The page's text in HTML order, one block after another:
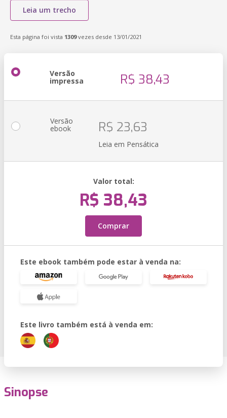
Leia um trecho
Esta página foi vista 1309vezes desde 13/01/2021
Versão
impressa R$ 38,43
Versão
ebook R$ 23,63
Leia em Pensática
Valor total:
R$ 38,43
Comprar
Este ebook também pode estar à venda na:
Este livro também está à venda em:
Sinopse